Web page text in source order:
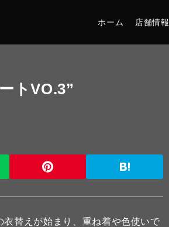
ホーム 店舗情報
トVO.3”
替えが始まり、重ね着や色使いで